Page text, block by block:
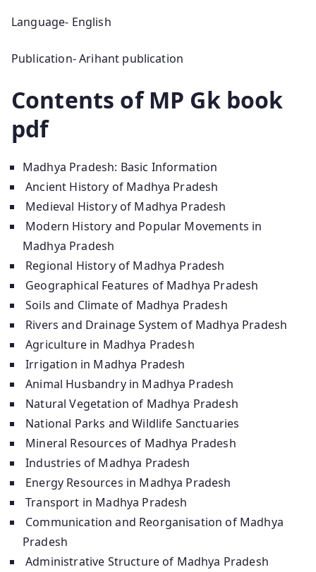
Language- English
Publication- Arihant publication
Contents of MP Gk book
pdf
Madhya Pradesh: Basic Information
Ancient History of Madhya Pradesh
Medieval History of Madhya Pradesh
Modern History and Popular Movements in
Madhya Pradesh
Regional History of Madhya Pradesh
Geographical Features of Madhya Pradesh
Soils and Climate of Madhya Pradesh
Rivers and Drainage System of Madhya Pradesh
Agriculture in Madhya Pradesh
Irrigation in Madhya Pradesh
Animal Husbandry in Madhya Pradesh
Natural Vegetation of Madhya Pradesh
National Parks and Wildlife Sanctuaries
Mineral Resources of Madhya Pradesh
Industries of Madhya Pradesh
Energy Resources in Madhya Pradesh
Transport in Madhya Pradesh
Communication and Reorganisation of Madhya
Pradesh
Administrative Structure of Madhya Pradesh